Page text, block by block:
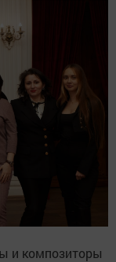
и композиторы